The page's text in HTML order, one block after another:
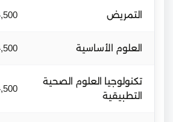
التمريض 4,500 دولار
العلوم الأساسية 4,500 دولار
تكنولوجيا العلوم الصحية
التطبيقية
4,500 دولار